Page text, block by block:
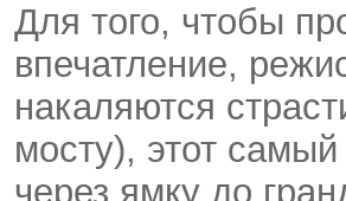
Для того, чтобы
впечатление,
накаляются
мосту), этот
через ямку до